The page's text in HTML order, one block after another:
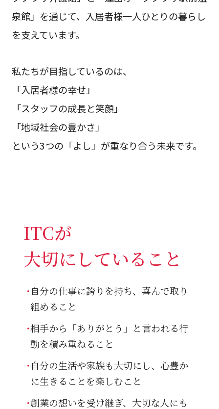
泉館」を通じて、入居者様一人ひとりの暮らし
を支えています。
私たちが目指しているのは、
「入居者様の幸せ」
「スタッフの成長と笑顔」
「地域社会の豊かさ」
という3つの「よし」が重なり合う未来です。
ITCが
大切にしていること
自分の仕事に誇りを持ち、喜んで取り
組めること
相手から「ありがとう」と言われる行
動を積み重ねること
自分の生活や家族も大切にし、心豊か
に生きることを楽しむこと
創業の想いを受け継ぎ、大切な人にも